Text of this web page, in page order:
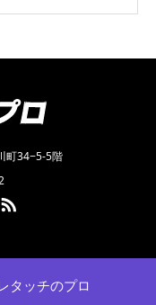
町34−5-5階
タッチのプロ